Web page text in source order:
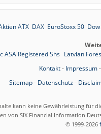
ATX DAX EuroStoxx 50 Dow
ASA Registered Shs Latvian
Kontakt- Impressum-
Sitemap- Datenschutz-
kann keine Gewährleistung für
von SIX Financial Information
© 1999-2026